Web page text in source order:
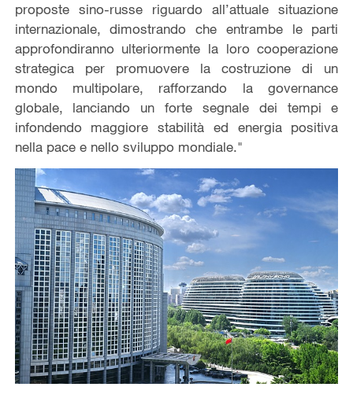
proposte sino-russe riguardo all’attuale situazione
internazionale, dimostrando che entrambe le parti
approfondiranno ulteriormente la loro cooperazione
strategica per promuovere la costruzione di un
mondo multipolare, rafforzando la governance
globale, lanciando un forte segnale dei tempi e
infondendo maggiore stabilità ed energia positiva
nella pace e nello sviluppo mondiale."